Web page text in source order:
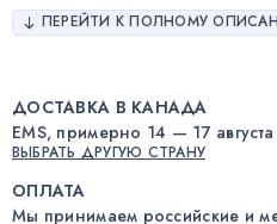
ПЕРЕЙТИ К ПОЛНОМУ
ДОСТАВКА В КАНАДА
EMS, примерно 14 — 17 августа
ВЫБРАТЬ ДРУГУЮ СТРАНУ
ОПЛАТА
Мы принимаем российские и